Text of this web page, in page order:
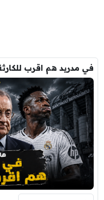
هم اقرب للكارثة